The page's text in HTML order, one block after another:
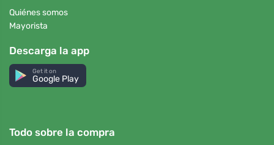
Quiénes somos
Mayorista
Descarga la app
Get it on
Google Play
Todo sobre la compra